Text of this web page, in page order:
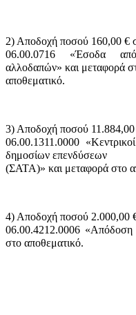
2) Αποδοχή ποσού 160,00 €
06.00.0716 «Έσοδα
αλλοδαπών» και μεταφορά
αποθεματικό.
3) Αποδοχή ποσού
06.00.1311.0000
δημοσίων επενδύσεων
(ΣΑΤΑ)» και μεταφορά στο
4) Αποδοχή ποσού 2.000,00
06.00.4212.0006 «Απόδοση
στο αποθεματικό.